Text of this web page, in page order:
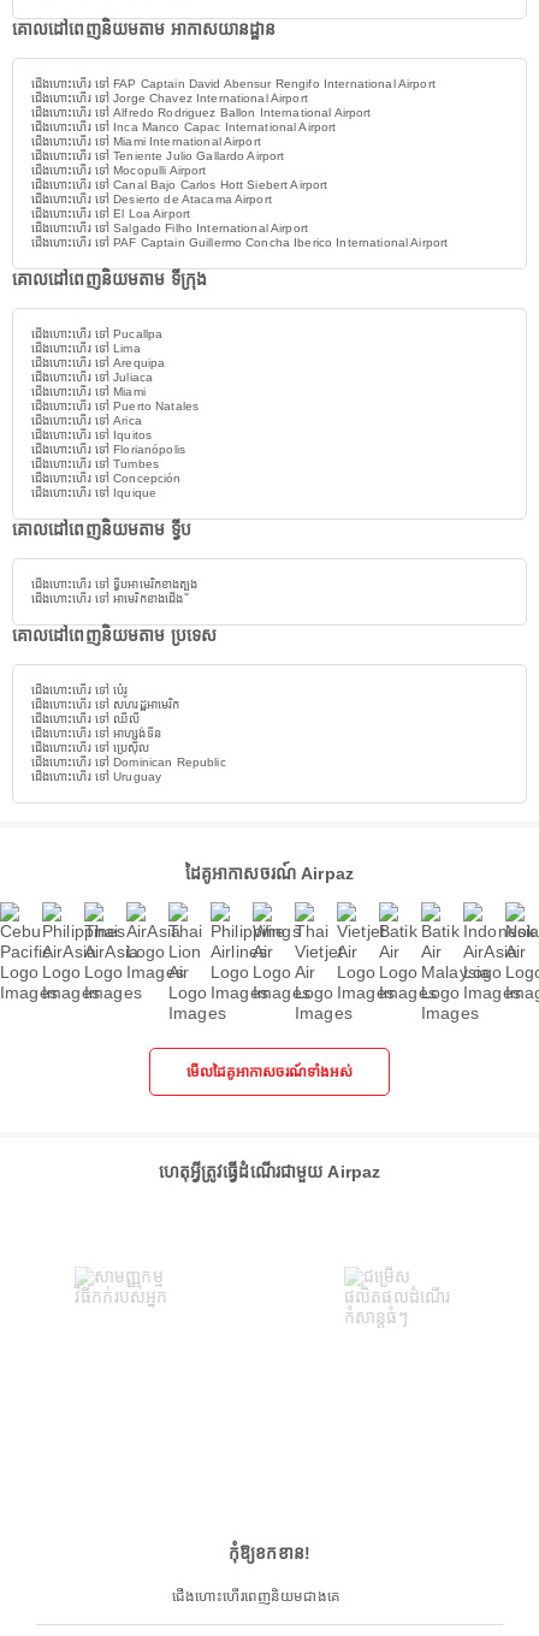
គោលដៅពេញនិយមតាម អាកាសយានដ្ឋាន
ជើងហោះហើរ ទៅ FAP Captain David Abensur Rengifo International Airport
ជើងហោះហើរ ទៅ Jorge Chavez International Airport
ជើងហោះហើរ ទៅ Alfredo Rodriguez Ballon International Airport
ជើងហោះហើរ ទៅ Inca Manco Capac International Airport
ជើងហោះហើរ ទៅ Miami International Airport
ជើងហោះហើរ ទៅ Teniente Julio Gallardo Airport
ជើងហោះហើរ ទៅ Mocopulli Airport
ជើងហោះហើរ ទៅ Canal Bajo Carlos Hott Siebert Airport
ជើងហោះហើរ ទៅ Desierto de Atacama Airport
ជើងហោះហើរ ទៅ El Loa Airport
ជើងហោះហើរ ទៅ Salgado Filho International Airport
ជើងហោះហើរ ទៅ PAF Captain Guillermo Concha Iberico International Airport
គោលដៅពេញនិយមតាម ទីក្រុង
ជើងហោះហើរ ទៅ Pucallpa
ជើងហោះហើរ ទៅ Lima
ជើងហោះហើរ ទៅ Arequipa
ជើងហោះហើរ ទៅ Juliaca
ជើងហោះហើរ ទៅ Miami
ជើងហោះហើរ ទៅ Puerto Natales
ជើងហោះហើរ ទៅ Arica
ជើងហោះហើរ ទៅ Iquitos
ជើងហោះហើរ ទៅ Florianópolis
ជើងហោះហើរ ទៅ Tumbes
ជើងហោះហើរ ទៅ Concepción
ជើងហោះហើរ ទៅ Iquique
គោលដៅពេញនិយមតាម ទ្វីប
ជើងហោះហើរ ទៅ ទ្វីបអាមេរិកខាងត្បូង
ជើងហោះហើរ ទៅ អាមេរិកខាងជើង
គោលដៅពេញនិយមតាម ប្រទេស
ជើងហោះហើរ ទៅ ប៉េរូ
ជើងហោះហើរ ទៅ សហរដ្ឋអាមេរិក
ជើងហោះហើរ ទៅ ឈីលី
ជើងហោះហើរ ទៅ អាហ្សង់ទីន
ជើងហោះហើរ ទៅ ប្រេស៊ីល
ជើងហោះហើរ ទៅ Dominican Republic
ជើងហោះហើរ ទៅ Uruguay
ដៃគូអាកាសចរណ៍ Airpaz
មើលដៃគូអាកាសចរណ៍ទាំងអស់
ហេតុអ្វីត្រូវធ្វើដំណើរជាមួយ Airpaz
កុំឱ្យខកខាន!
ជើងហោះហើរពេញនិយមជាងគេ